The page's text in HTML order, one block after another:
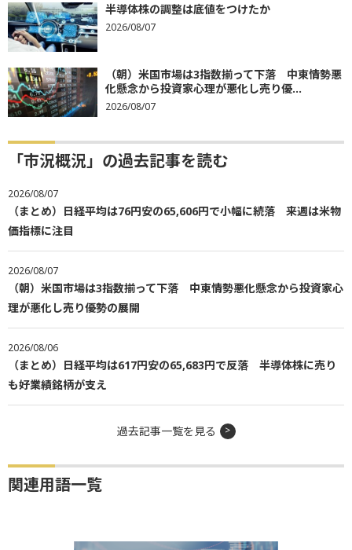
半導体株の調整は底値をつけたか
2026/08/07
（朝）米国市場は3指数揃って下落 中東情勢悪
化懸念から投資家心理が悪化し売り優...
2026/08/07
「市況概況」の過去記事を読む
2026/08/07
（まとめ）日経平均は76円安の65,606円で小幅に続落 来週は米物
価指標に注目
2026/08/07
（朝）米国市場は3指数揃って下落 中東情勢悪化懸念から投資家心
理が悪化し売り優勢の展開
2026/08/06
（まとめ）日経平均は617円安の65,683円で反落 半導体株に売り
も好業績銘柄が支え
過去記事一覧を見る
関連用語一覧